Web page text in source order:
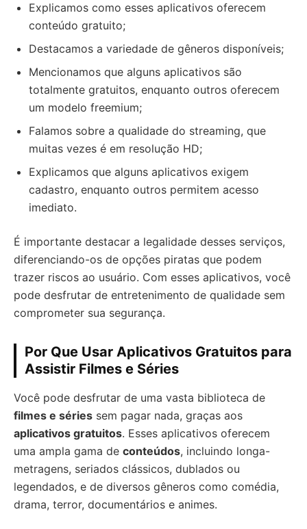
Explicamos como esses aplicativos oferecem
conteúdo gratuito;
Destacamos a variedade de gêneros disponíveis;
Mencionamos que alguns aplicativos são
totalmente gratuitos, enquanto outros oferecem
um modelo freemium;
Falamos sobre a qualidade do streaming, que
muitas vezes é em resolução HD;
Explicamos que alguns aplicativos exigem
cadastro, enquanto outros permitem acesso
imediato.
É importante destacar a legalidade desses serviços,
diferenciando-os de opções piratas que podem
trazer riscos ao usuário. Com esses aplicativos, você
pode desfrutar de entretenimento de qualidade sem
comprometer sua segurança.
Por Que Usar Aplicativos Gratuitos para
Assistir Filmes e Séries
Você pode desfrutar de uma vasta biblioteca de
filmes e séries sem pagar nada, graças aos
aplicativos gratuitos. Esses aplicativos oferecem
uma ampla gama de conteúdos, incluindo longa-
metragens, seriados clássicos, dublados ou
legendados, e de diversos gêneros como comédia,
drama, terror, documentários e animes.